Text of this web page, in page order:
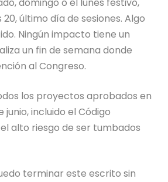
último día de sesiones. Algo
Ningún impacto tiene un
un fin de semana donde
al Congreso.
los proyectos aprobados en
junio, incluido el Código
alto riesgo de ser tumbados
terminar este escrito sin